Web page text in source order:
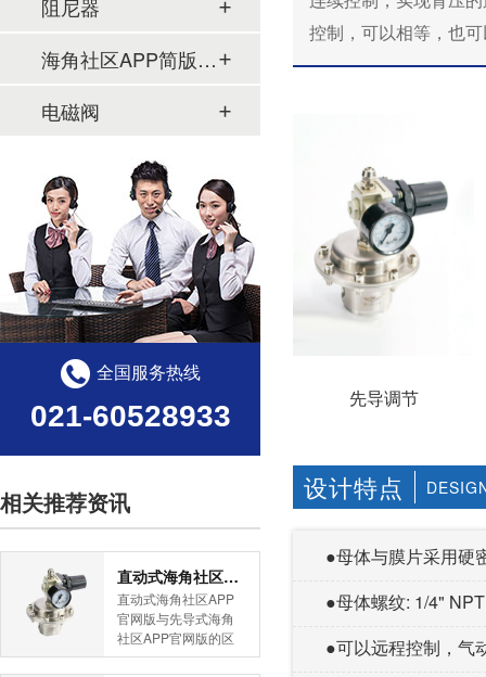
控制，可以相等，
先导调节
设计特点
●母体与膜片采用硬密
●母体螺纹: 1/4"
●可以远程控制，
阻尼器
海角社区APP简版下载及管件
电磁阀
全国服务热线
021-60528933
相关推荐资讯
直动式海角社区APP官网版与先导式海角社区APP官网版的区别
直动式海角社区APP
官网版与先导式海角
社区APP官网版的区
别是什么？HJBA8海